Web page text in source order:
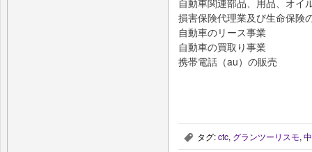
損害保険代理業及び生命保険
自動車のリース事業
自動車の買取り事業
携帯電話（au）の販売
, タグ:ctc, グランツーリスモ,